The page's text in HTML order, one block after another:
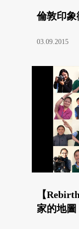
倫敦印
03.09.2015
【
家的地圖